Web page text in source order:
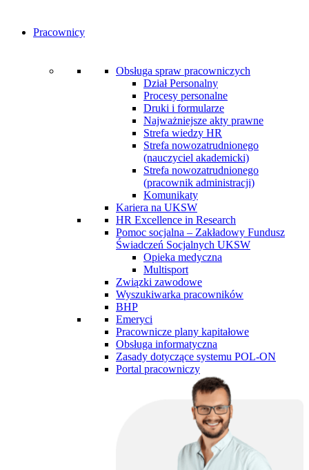
Pracownicy
Obsługa spraw pracowniczych
Dział Personalny
Procesy personalne
Druki i formularze
Najważniejsze akty prawne
Strefa wiedzy HR
Strefa nowozatrudnionego
(nauczyciel akademicki)
Strefa nowozatrudnionego
(pracownik administracji)
Komunikaty
Kariera na UKSW
HR Excellence in Research
Pomoc socjalna – Zakładowy Fundusz
Świadczeń Socjalnych UKSW
Opieka medyczna
Multisport
Związki zawodowe
Wyszukiwarka pracowników
BHP
Emeryci
Pracownicze plany kapitałowe
Obsługa informatyczna
Zasady dotyczące systemu POL-ON
Portal pracowniczy